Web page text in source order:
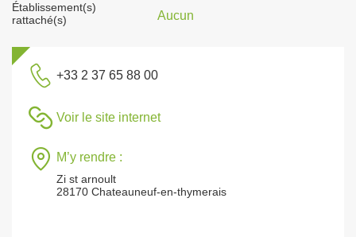
Établissement(s)
rattaché(s)
Aucun
+33 2 37 65 88 00
Voir le site internet
M’y rendre :
Zi st arnoult
28170 Chateauneuf-en-thymerais